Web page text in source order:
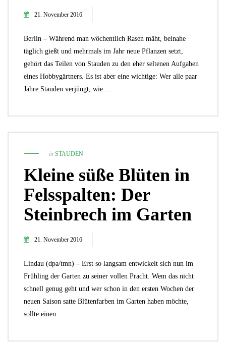
21. November 2016
Berlin – Während man wöchentlich Rasen mäht, beinahe
täglich gießt und mehrmals im Jahr neue Pflanzen setzt,
gehört das Teilen von Stauden zu den eher seltenen Aufgaben
eines Hobbygärtners. Es ist aber eine wichtige: Wer alle paar
Jahre Stauden verjüngt, wie…
in STAUDEN
Kleine süße Blüten in
Felsspalten: Der
Steinbrech im Garten
21. November 2016
Lindau (dpa/tmn) – Erst so langsam entwickelt sich nun im
Frühling der Garten zu seiner vollen Pracht. Wem das nicht
schnell genug geht und wer schon in den ersten Wochen der
neuen Saison satte Blütenfarben im Garten haben möchte,
sollte einen…